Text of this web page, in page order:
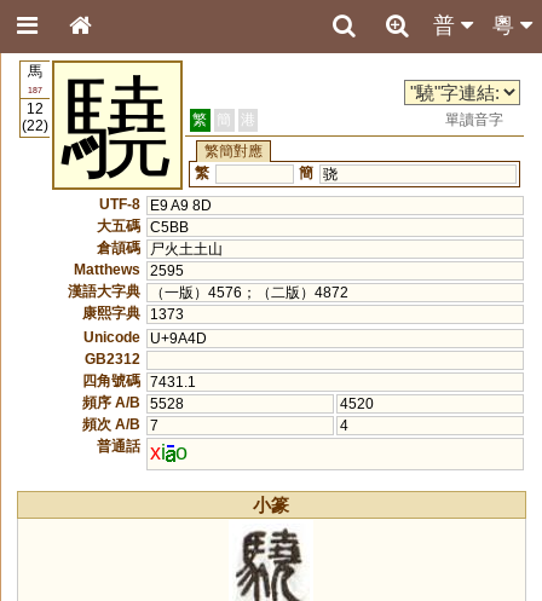
粵
普
馬
187
12
(22)
驍 繁 簡 港
單讀音字
繁簡對應
繁
簡 骁
UTF-8
E9 A9 8D
大五碼 C5BB
倉頡碼
尸火土土山
Matthews
2595
漢語大字典
（一版）4576；（二版）4872
康熙字典
1373
Unicode
U+9A4D
GB2312
四角號碼 7431.1
頻序 A/B
5528
4520
頻次 A/B
7
4
普通話 xi o
小篆